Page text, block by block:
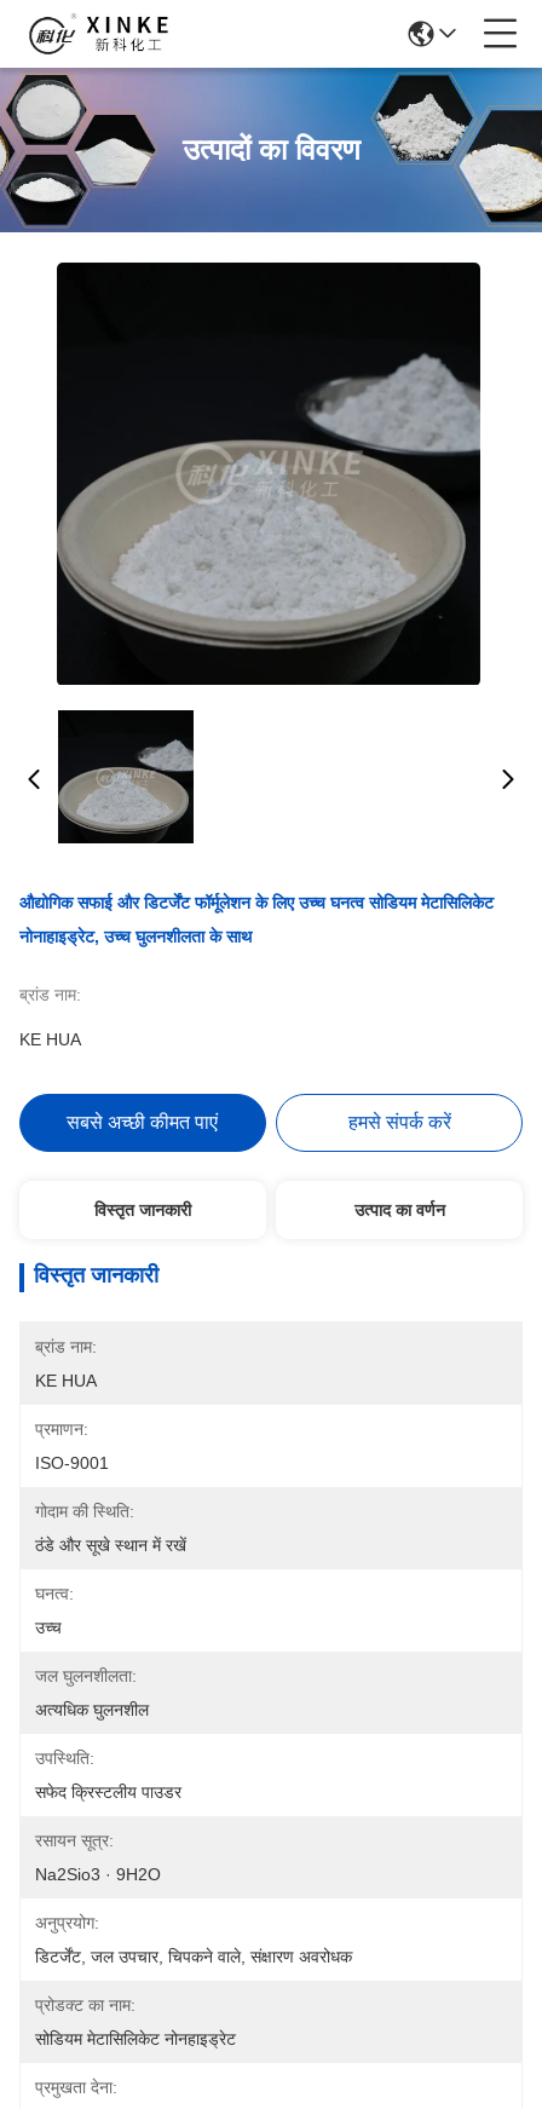
उत्पादों का विवरण
औद्योगिक सफाई और डिटर्जेंट फॉर्मूलेशन के लिए उच्च घनत्व सोडियम मेटासिलिकेट
नोनाहाइड्रेट, उच्च घुलनशीलता के साथ
ब्रांड नाम:
KE HUA
सबसे अच्छी कीमत पाएं हमसे संपर्क करें
विस्तृत जानकारी उत्पाद का वर्णन
विस्तृत जानकारी
ब्रांड नाम:
KE HUA
प्रमाणन:
ISO-9001
गोदाम की स्थिति:
ठंडे और सूखे स्थान में रखें
घनत्व:
उच्च
जल घुलनशीलता:
अत्यधिक घुलनशील
उपस्थिति:
सफेद क्रिस्टलीय पाउडर
रसायन सूत्र:
Na2Sio3 · 9H2O
अनुप्रयोग:
डिटर्जेंट, जल उपचार, चिपकने वाले, संक्षारण अवरोधक
प्रोडक्ट का नाम:
सोडियम मेटासिलिकेट नोनहाइड्रेट
प्रमुखता देना: